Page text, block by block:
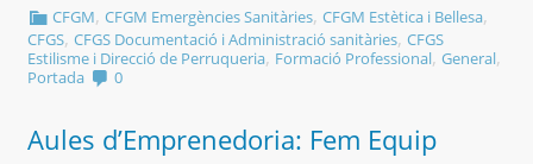
CFGM,CFGM Emergències Sanitàries,CFGM Estètica i Bellesa,
CFGS, CFGS Documentació i Administració sanitàries, CFGS
Estilisme i Direcció de Perruqueria, Formació Professional, General,
Portada 0
Aules d’Emprenedoria: Fem Equip